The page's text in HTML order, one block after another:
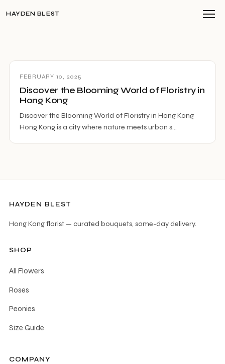
HAYDEN BLEST
FEBRUARY 10, 2025
Discover the Blooming World of Floristry in
Hong Kong
Discover the Blooming World of Floristry in Hong Kong
Hong Kong is a city where nature meets urban s…
HAYDEN BLEST
Hong Kong florist — curated bouquets, same-day delivery.
SHOP
All Flowers
Roses
Peonies
Size Guide
COMPANY